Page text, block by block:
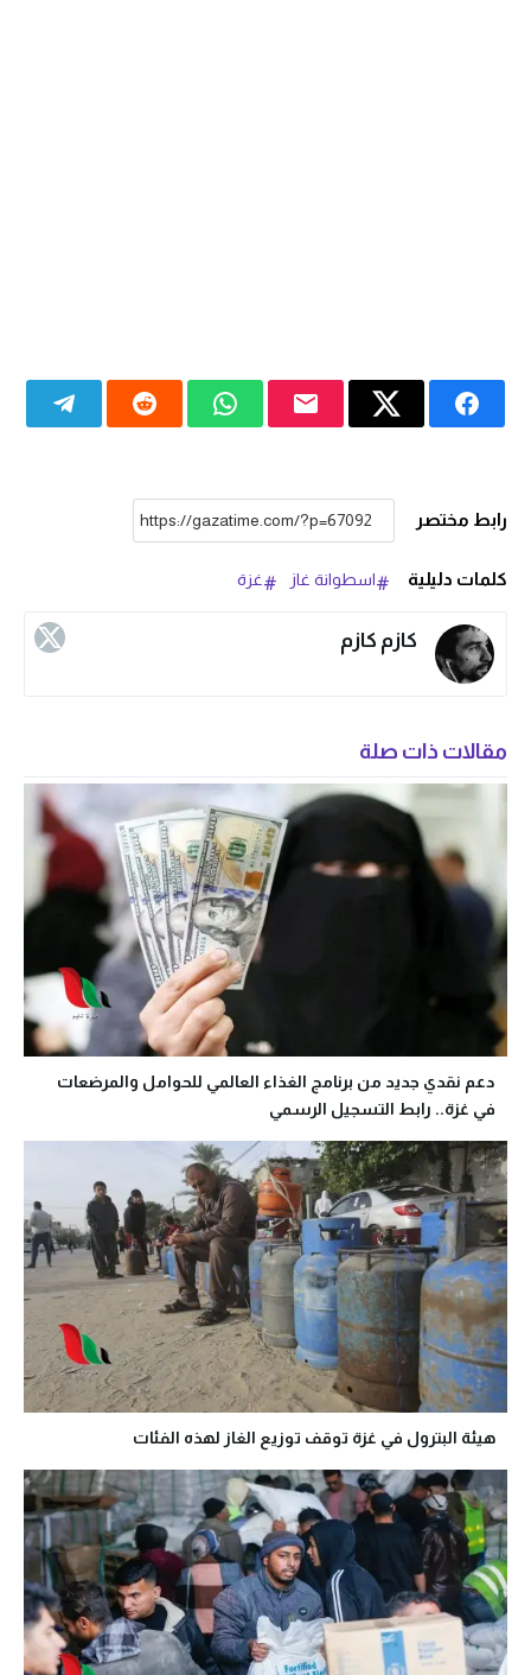
رابط مختصر
كلمات دليلية اسطوانة غاز غزة
كازم كازم
مقالات ذات صلة
دعم نقدي جديد من برنامج الغذاء العالمي للحوامل والمرضعات
في غزة.. رابط التسجيل الرسمي
هيئة البترول في غزة توقف توزيع الغاز لهذه الفئات